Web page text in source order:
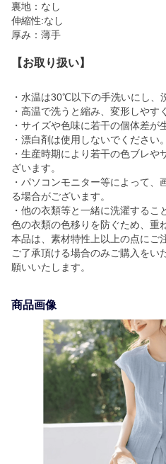
裏地：なし
伸縮性:なし
厚み：薄手
【お取り扱い】
・水温は30℃以下の手洗いにし、
・高温で洗うと縮み、変形しやす
・サイズや色味に若干の個体差が
・漂白剤は使用しないでください。
・生産時期により若干の色ブレ
ざいます。
・パソコンモニター等によって
る場合がございます。
・他の衣類等と一緒に洗濯する
色の衣類の色移りを防ぐため、重
本品は、素材特性上以上の点にご
ご了承頂ける場合のみご購入をい
願いいたします。
商品画像